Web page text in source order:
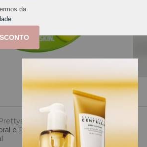
1/7
(Korea)
e Facial Prettyskin Avocado
da